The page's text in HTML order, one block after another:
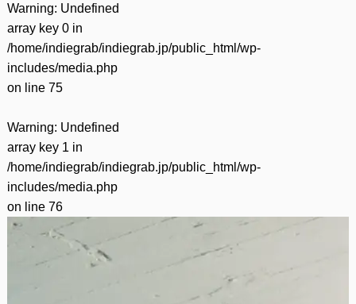
Warning: Undefined
array key 0 in
/home/indiegrab/indiegrab.jp/public_html/wp-
includes/media.php
on line 75
Warning: Undefined
array key 1 in
/home/indiegrab/indiegrab.jp/public_html/wp-
includes/media.php
on line 76